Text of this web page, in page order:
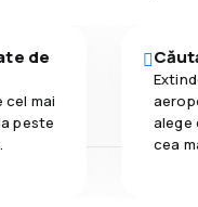
de
cel mai
peste
alege
cea